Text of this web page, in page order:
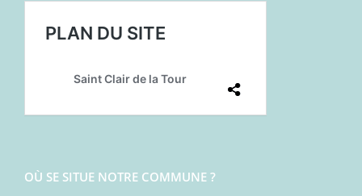
OÙ SE SITUE NOTRE COMMUNE ?